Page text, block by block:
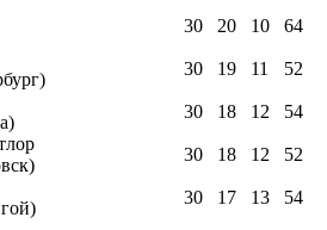
30 20 10 64
30 19 11 52
30 18 12 54
30 18 12 52
30 17 13 54